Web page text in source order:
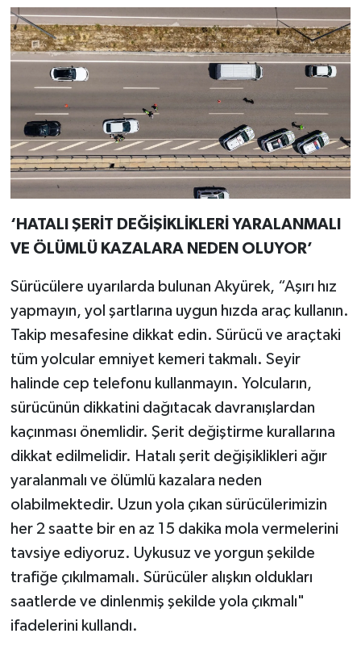
‘HATALI ŞERİT DEĞİŞİKLİKLERİ YARALANMALI
VE ÖLÜMLÜ KAZALARA NEDEN OLUYOR’
Sürücülere uyarılarda bulunan Akyürek, “Aşırı hız
yapmayın, yol şartlarına uygun hızda araç kullanın.
Takip mesafesine dikkat edin. Sürücü ve araçtaki
tüm yolcular emniyet kemeri takmalı. Seyir
halinde cep telefonu kullanmayın. Yolcuların,
sürücünün dikkatini dağıtacak davranışlardan
kaçınması önemlidir. Şerit değiştirme kurallarına
dikkat edilmelidir. Hatalı şerit değişiklikleri ağır
yaralanmalı ve ölümlü kazalara neden
olabilmektedir. Uzun yola çıkan sürücülerimizin
her 2 saatte bir en az 15 dakika mola vermelerini
tavsiye ediyoruz. Uykusuz ve yorgun şekilde
trafiğe çıkılmamalı. Sürücüler alışkın oldukları
saatlerde ve dinlenmiş şekilde yola çıkmalı"
ifadelerini kullandı.